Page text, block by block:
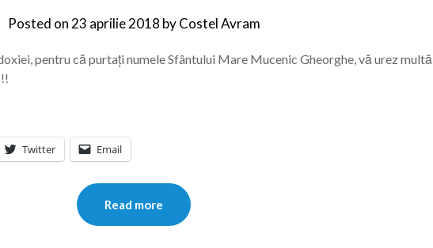
Posted on 23 aprilie 2018 byCostel Avram
pentru că purtaţi numele Sfântului Mare Mucenic Gheorghe, vă urez multă
Twitter Email
Read more